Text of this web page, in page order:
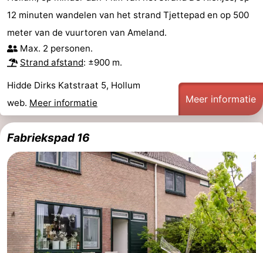
12 minuten wandelen van het strand Tjettepad en op 500
meter van de vuurtoren van Ameland.
Max. 2 personen.
Strand afstand: ±900 m.
Hidde Dirks Katstraat 5, Hollum
web. Meer informatie Meer informatie
Fabriekspad 16